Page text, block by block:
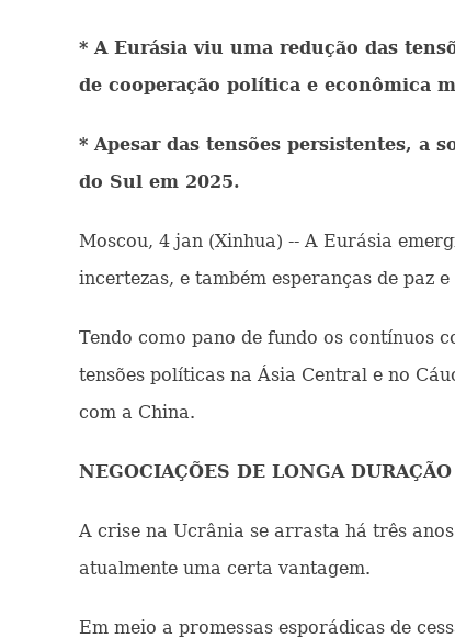
* A Eurásia viu uma redução das
de cooperação política e econômica
* Apesar das tensões persistentes, a
do Sul em 2025.
Moscou, 4 jan (Xinhua) -- A Eurásia
incertezas, e também esperanças de paz
Tendo como pano de fundo os contínuos
tensões políticas na Ásia Central e no
com a China.
NEGOCIAÇÕES DE LONGA
A crise na Ucrânia se arrasta há três
atualmente uma certa vantagem.
Em meio a promessas esporádicas de